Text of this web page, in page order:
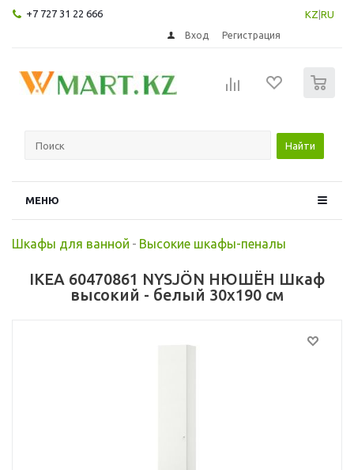
+7 727 31 22 666 KZ RU
Вход Регистрация
Найти
МЕНЮ
Шкафы для ванной - Высокие шкафы-пеналы
IKEA 60470861 NYSJÖN НЮШЁН Шкаф
высокий - белый 30x190 см